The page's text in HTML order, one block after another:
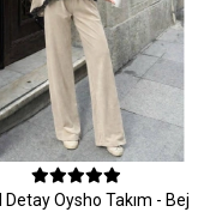
Detay Oysho Takım - Bej